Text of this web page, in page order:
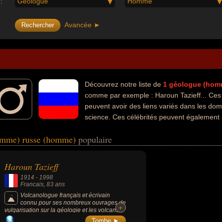
Avancée ►
Découvrez notre liste de 1 géologue
comme par exemple : Haroun Tazieff...
peuvent avoir des liens variés dans les
science. Ces célébrités peuvent
russe (homme) populaire
Haroun Tazieff
1914 - 1998
Francais, 83 ans
Volcanologue français et écrivain
connu pour ses nombreux ouvrages de
vulgarisation sur la géologie et les volcans,
ainsi que plus d'une centaine de publications
+
+